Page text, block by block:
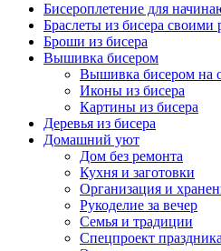
Бисероплетение для
Браслеты из бисера своими
Броши из бисера
Вышивка бисером
Вышивка бисером на
Иконы из бисера
Картины из бисера
Деревья из бисера
Домашний уют
Дом без ремонта
Кухня и заготовки
Организация и
Рукоделие за вечер
Семья и традиции
Спецпроект праздника